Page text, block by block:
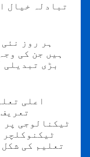
تبادلہ خیال
ہر روز
ہیں جن کی
بڑی
اعلی
ٹیکنالوجی
ٹیکنوکلچر
تعلیم کی